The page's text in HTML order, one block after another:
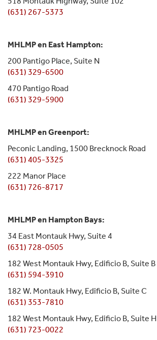
(631) 267-5373
MHLMP en East Hampton:
200 Pantigo Place, Suite N
(631) 329-6500
470 Pantigo Road
(631) 329-5900
MHLMP en Greenport:
Peconic Landing, 1500 Brecknock Road
(631) 405-3325
222 Manor Place
(631) 726-8717
MHLMP en Hampton Bays:
34 East Montauk Hwy, Suite 4
(631) 728-0505
182 West Montauk Hwy, Edificio B, Suite B
(631) 594-3910
182 W. Montauk Hwy, Edificio B, Suite C
(631) 353-7810
182 West Montauk Hwy, Edificio B, Suite H
(631) 723-0022